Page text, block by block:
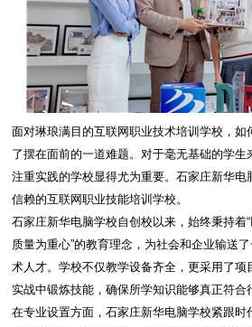
面对琳琅满目的互联网职业技术培训学校，如
了摆在面前的一道难题。对于毫无基础的学生
注重实践的学校显得尤为重要。石家庄新华电
信赖的互联网职业技能培训学校。
石家庄新华电脑学校自创校以来，始终秉持着
质量为重心”的教育理念，为社会和企业输送
术人才。学校不仅教学设备齐全，更采用了项
实战中锻炼技能，确保所学知识能够真正符合
在专业设置方面，石家庄新华电脑学校紧跟时